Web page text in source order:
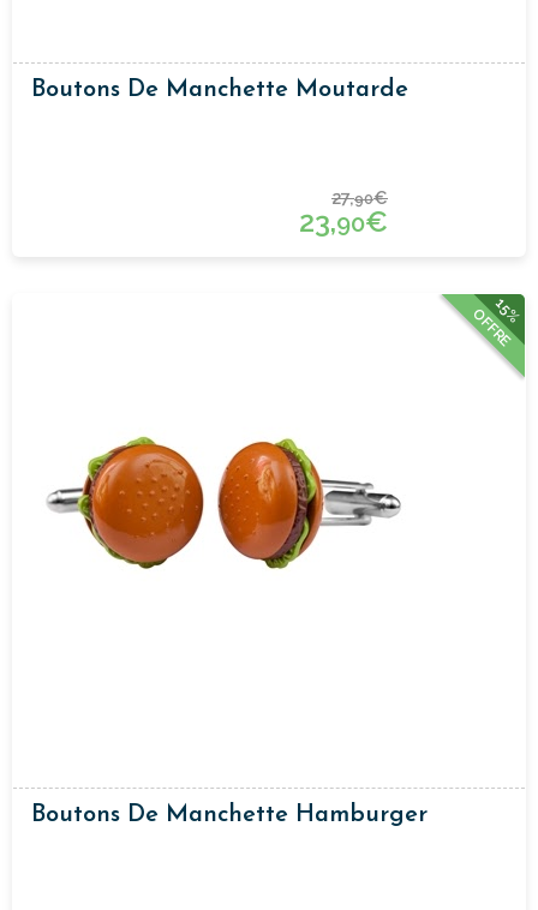
Boutons De Manchette Moutarde
27,90€
23,90€
15%
OFFRE
Boutons De Manchette Hamburger